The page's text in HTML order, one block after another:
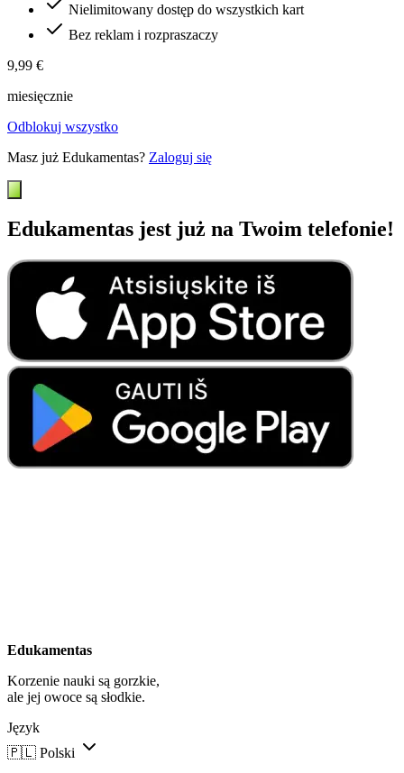
Nielimitowany dostęp do wszystkich kart
Bez reklam i rozpraszaczy
9,99 €
miesięcznie
Odblokuj wszystko
Masz już Edukamentas? Zaloguj się
Edukamentas jest już na Twoim telefonie!
Edukamentas
Korzenie nauki są gorzkie,
ale jej owoce są słodkie.
Język
🇵🇱 Polski